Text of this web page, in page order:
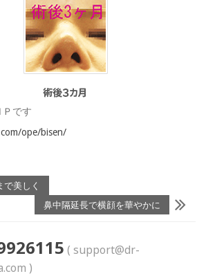
Ｐです
ope/bisen/
美しく
鼻中隔延長で横顔を華やかに
( support@dr-
)